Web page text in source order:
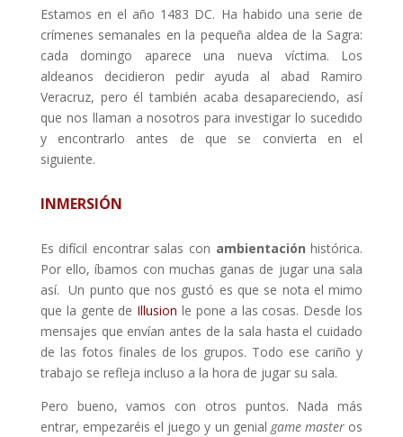
Estamos en el año 1483 DC. Ha habido una serie de
crímenes semanales en la pequeña aldea de la Sagra:
cada domingo aparece una nueva víctima. Los
aldeanos decidieron pedir ayuda al abad Ramiro
Veracruz, pero él también acaba desapareciendo, así
que nos llaman a nosotros para investigar lo sucedido
y encontrarlo antes de que se convierta en el
siguiente.
INMERSIÓN
Es difícil encontrar salas con ambientación histórica.
Por ello, íbamos con muchas ganas de jugar una sala
así. Un punto que nos gustó es que se nota el mimo
que la gente de Illusion le pone a las cosas. Desde los
mensajes que envían antes de la sala hasta el cuidado
de las fotos finales de los grupos. Todo ese cariño y
trabajo se refleja incluso a la hora de jugar su sala.
Pero bueno, vamos con otros puntos. Nada más
entrar, empezaréis el juego y un genial game master os